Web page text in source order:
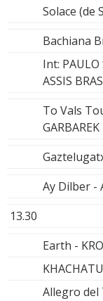
Solace (de
Bachiana
Int: PAULO
ASSIS
To Vals
GARBAREK
Ay Dilber -
13.30
Earth -
Allegro del